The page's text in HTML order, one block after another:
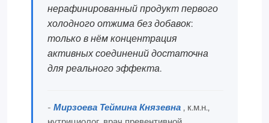
нерафинированный продукт первого
холодного отжима без добавок:
только в нём концентрация
активных соединений достаточна
для реального эффекта.
- Мирзоева Теймина Князевна , к.м.н.,